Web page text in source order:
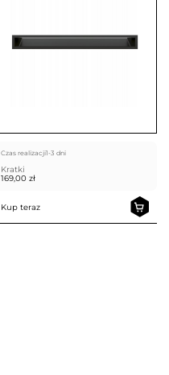
Czas realizacji1-3 dni
Kratki
169,00 zł
Kup teraz